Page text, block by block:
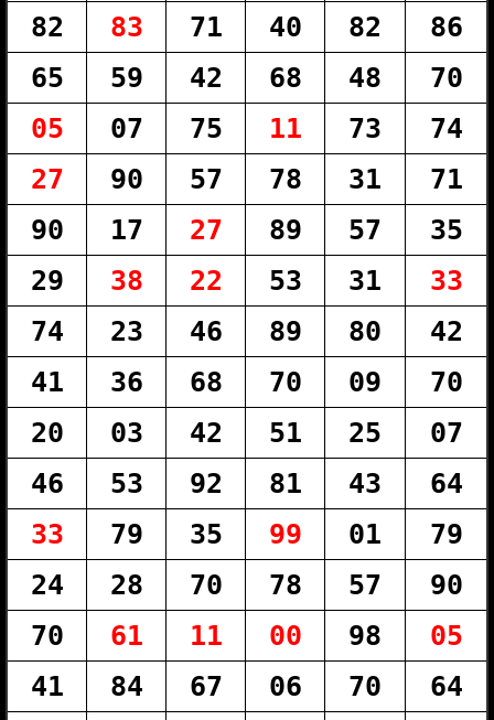
82 83 71 40 82
86
65
59 42 68 48
70
05
07 75 11 73
74
27
90 57 78 31
71
90
17 27 89 57
35
29
38 22 53 31
33
74
23 46 89 80
42
41
36 68 70 09
70
20
03 42 51 25
07
46
53 92 81 43
64
33
79 35 99 01
79
24
28 70 78 57
90
70
61 11 00 98
05
41
84 67 06 70
64